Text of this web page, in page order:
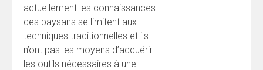
actuellement les connaissances
des paysans se limitent aux
techniques traditionnelles et ils
n’ont pas les moyens d’acquérir
les outils nécessaires à une